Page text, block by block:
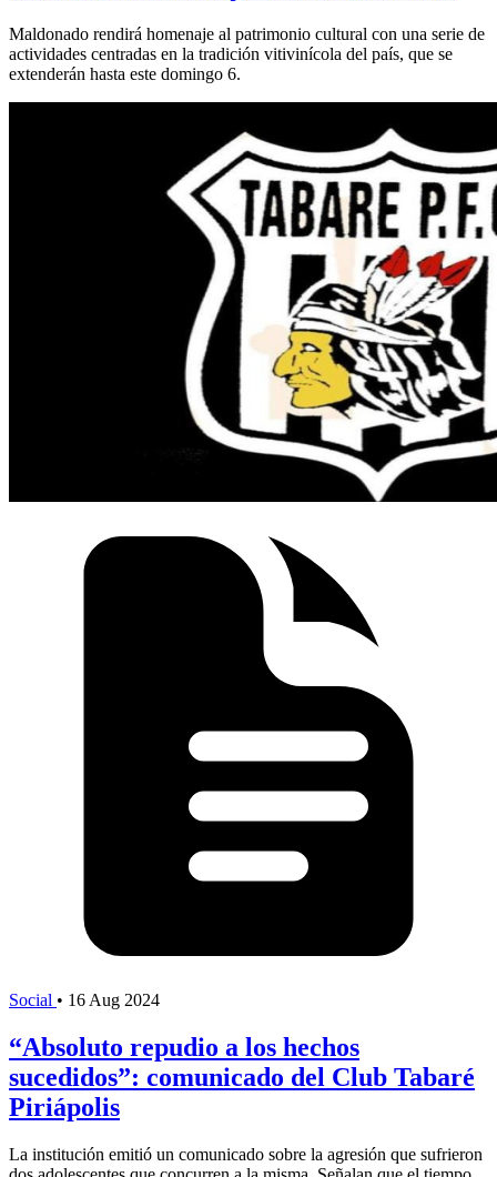
Maldonado rendirá homenaje al patrimonio cultural con una serie de
actividades centradas en la tradición vitivinícola del país, que se
extenderán hasta este domingo 6.
Social • 16 Aug 2024
“Absoluto repudio a los hechos
sucedidos”: comunicado del Club Tabaré
Piriápolis
La institución emitió un comunicado sobre la agresión que sufrieron